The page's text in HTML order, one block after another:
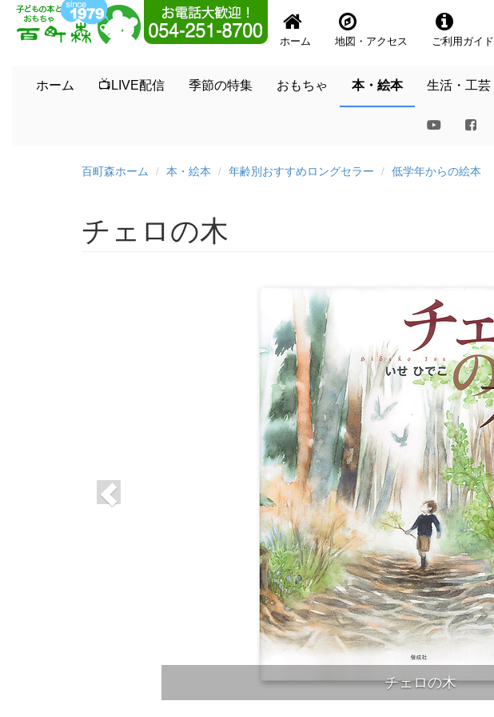
ホーム 地図・アクセス ご利用ガイド
ホーム 📺LIVE配信 季節の特集 おもちゃ 本・絵本 生活・工芸
百町森ホーム 本・絵本 年齢別おすすめロングセラー 低学年からの絵本
チェロの木
チェロの木